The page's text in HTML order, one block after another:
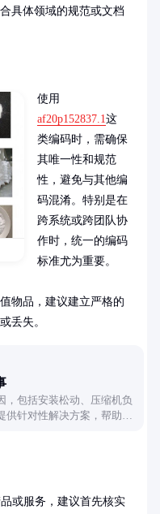
具体领域的规范或文档
使用
af20p152837.1这
类编码时，需确保
其唯一性和规范
性，避免与其他编
码混淆。特别是在
跨系统或跨团队协
作时，统一的编码
标准尤为重要。
物品，建议建立严格的
丢失。
，包括安装松动、压缩机负
供针对性解决方案，帮助消
或服务，建议首先核实